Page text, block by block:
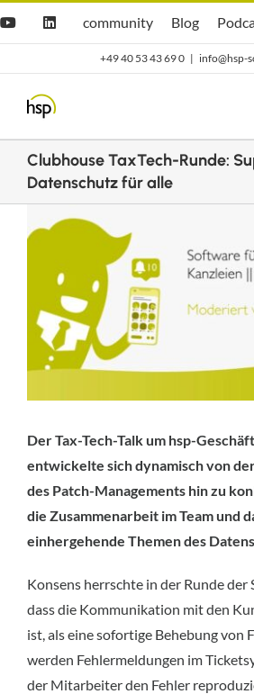
YouTubeLinkedIn
Hsp
community
community
hsp
Blog
Blog
+49 40 53 43 69 0 | info@hsp-
Clubhouse TaxTech-Runde:
Datenschutz für alle
Zeige
grösseres
Der Tax-Tech-Talk um hsp-
entwickelte sich dynamisch von
des Patch-Managements hin zu
die Zusammenarbeit im Team und
einhergehende Themen des
Konsens herrschte in der Runde der
dass die Kommunikation mit den
ist, als eine sofortige Behebung von
werden Fehlermeldungen im
der Mitarbeiter den Fehler